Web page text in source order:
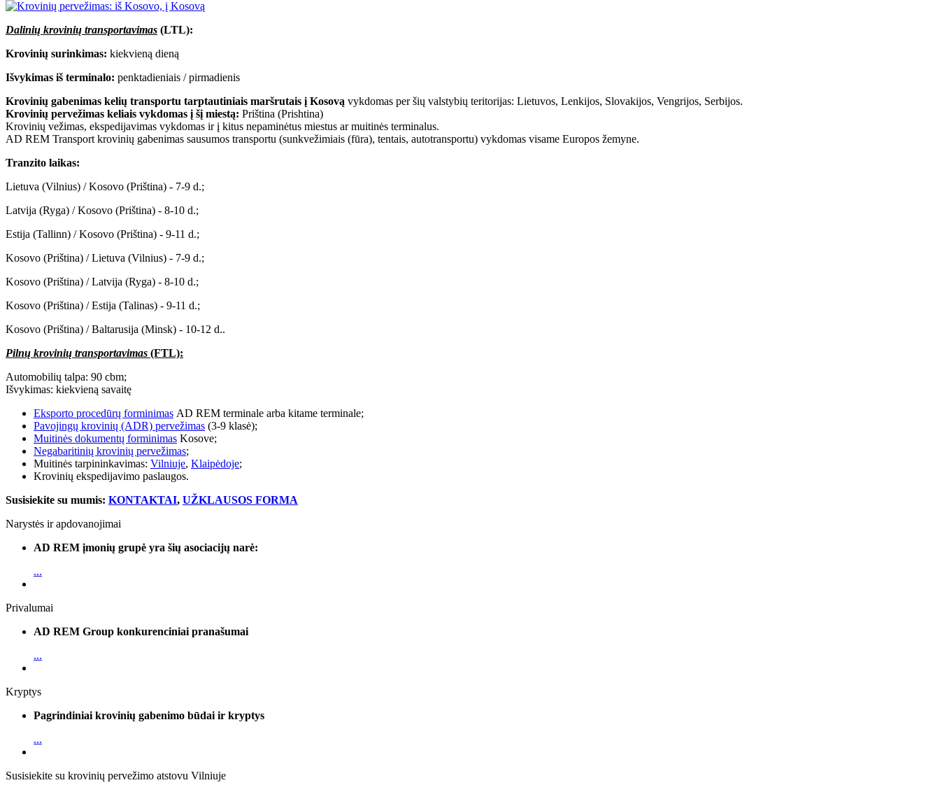
Dalinių krovinių transportavimas (LTL):
Krovinių surinkimas: kiekvieną dieną
Išvykimas iš terminalo: penktadieniais / pirmadienis
Krovinių gabenimas kelių transportu tarptautiniais maršrutais į Kosovą vykdomas per šių valstybių teritorijas: Lietuvos, Lenkijos, Slovakijos, Vengrijos, Serbijos.
Krovinių pervežimas keliais vykdomas į šį miestą: Priština (Prishtina)
Krovinių vežimas, ekspedijavimas vykdomas ir į kitus nepaminėtus miestus ar muitinės terminalus.
AD REM Transport krovinių gabenimas sausumos transportu (sunkvežimiais (fūra), tentais, autotransportu) vykdomas visame Europos žemyne.
Tranzito laikas:
Lietuva (Vilnius) / Kosovo (Priština) - 7-9 d.;
Latvija (Ryga) / Kosovo (Priština) - 8-10 d.;
Estija (Tallinn) / Kosovo (Priština) - 9-11 d.;
Kosovo (Priština) / Lietuva (Vilnius) - 7-9 d.;
Kosovo (Priština) / Latvija (Ryga) - 8-10 d.;
Kosovo (Priština) / Estija (Talinas) - 9-11 d.;
Kosovo (Priština) / Baltarusija (Minsk) - 10-12 d..
Pilnų krovinių transportavimas (FTL):
Automobilių talpa: 90 cbm;
Išvykimas: kiekvieną savaitę
Eksporto procedūrų forminimas AD REM terminale arba kitame terminale;
Pavojingų krovinių (ADR) pervežimas (3-9 klasė);
Muitinės dokumentų forminimas Kosove;
Negabaritinių krovinių pervežimas;
Muitinės tarpininkavimas: Vilniuje, Klaipėdoje;
Krovinių ekspedijavimo paslaugos.
Susisiekite su mumis: KONTAKTAI, UŽKLAUSOS FORMA
Narystės ir apdovanojimai
AD REM įmonių grupė yra šių asociacijų narė:
...
Privalumai
AD REM Group konkurenciniai pranašumai
...
Kryptys
Pagrindiniai krovinių gabenimo būdai ir kryptys
...
Susisiekite su krovinių pervežimo atstovu Vilniuje